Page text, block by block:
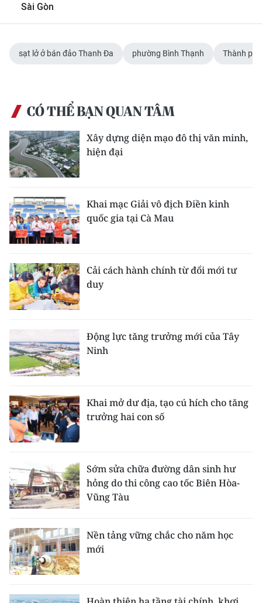
Sài Gòn
sạt lở ở bán đảo Thanh Đa phường Bình Thạnh Thành
CÓ THỂ BẠN QUAN TÂM
Xây dựng diện mạo đô thị văn minh,
hiện đại
Khai mạc Giải vô địch Điền kinh
quốc gia tại Cà Mau
Cải cách hành chính từ đổi mới tư
duy
Động lực tăng trưởng mới của Tây
Ninh
Khai mở dư địa, tạo cú hích cho tăng
trưởng hai con số
Sớm sửa chữa đường dân sinh hư
hỏng do thi công cao tốc Biên Hòa-
Vũng Tàu
Nền tảng vững chắc cho năm học
mới